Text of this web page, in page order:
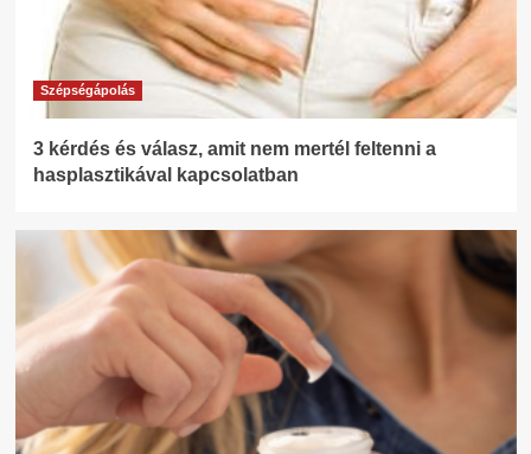
Szépségápolás
3 kérdés és válasz, amit nem mertél feltenni a
hasplasztikával kapcsolatban